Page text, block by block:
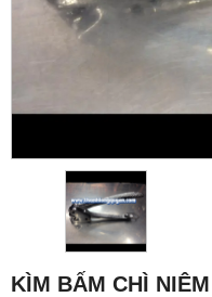
KÌM BẤM CHÌ